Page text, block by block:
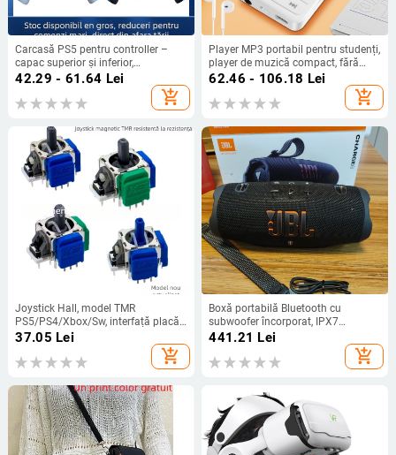
Carcasă PS5 pentru controller –
capac superior și inferior,
compatibil cu PS5 gamepad, nouă,
42.29 - 61.64 Lei
add_shopping_cart
Player MP3 portabil pentru studenți,
player de muzică compact, fără
înregistrare video
62.46 - 106.18 Lei
add_shopping_cart
Joystick Hall, model TMR
PS5/PS4/Xbox/Sw, interfață placă,
conectare prin sudură, materiale:
37.05 Lei
add_shopping_cart
Boxă portabilă Bluetooth cu
subwoofer încorporat, IPX7
rezistent la apă, 40W, Bluetooth 5.3,
4000mAh
441.21 Lei
add_shopping_cart